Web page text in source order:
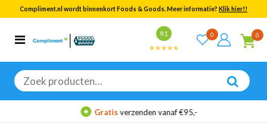
Compliment.nl wordt binnenkort Foods & Goods. Meer informatie? Klik hier!!
9.1 0 0
Zoeken
naar:
Categorieën
Bekijk alle resultaten
Gratisverzenden vanaf €95,-